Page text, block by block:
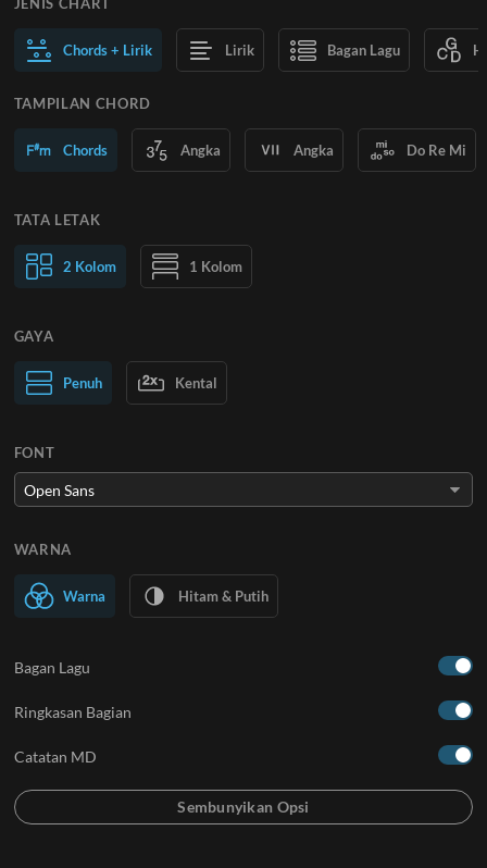
JENIS CHART
Chords + Lirik Lirik Bagan Lagu
TAMPILAN CHORD
Chords Angka Angka Do Re Mi
TATA LETAK
2 Kolom 1 Kolom
Teks Normal Teks Besar
GAYA
Penuh Kental
FONT
WARNA
Warna Hitam & Putih
Bagan Lagu
Ringkasan Bagian
Catatan MD